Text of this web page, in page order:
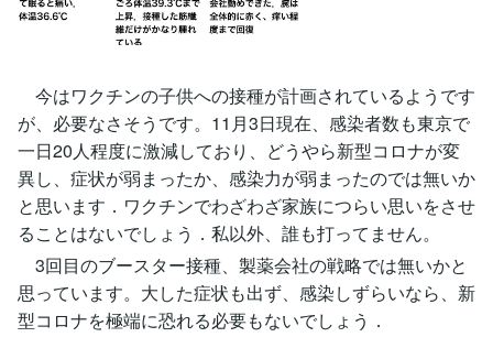
今はワクチンの子供への接種が計画されているようです
が、必要なさそうです。11月3日現在、感染者数も東京で
一日20人程度に激減しており、どうやら新型コロナが変
異し、症状が弱まったか、感染力が弱まったのでは無いか
と思います．ワクチンでわざわざ家族につらい思いをさせ
ることはないでしょう．私以外、誰も打ってません。
3回目のブースター接種、製薬会社の戦略では無いかと
思っています。大した症状も出ず、感染しずらいなら、新
型コロナを極端に恐れる必要もないでしょう．